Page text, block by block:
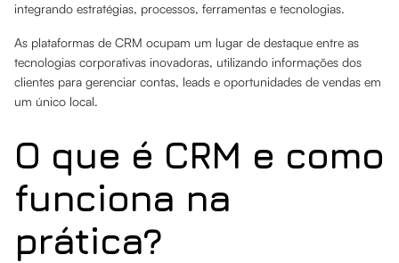
integrando estratégias, processos, ferramentas e tecnologias.
As plataformas de CRM ocupam um lugar de destaque entre as
tecnologias corporativas inovadoras, utilizando informações dos
clientes para gerenciar contas, leads e oportunidades de vendas em
um único local.
O que é CRM e como
funciona na
prática?